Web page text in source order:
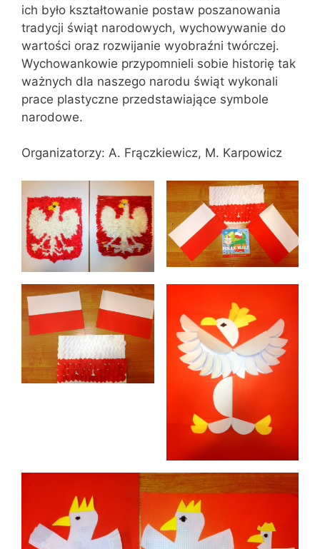
ich było kształtowanie postaw poszanowania
tradycji świąt narodowych, wychowywanie do
wartości oraz rozwijanie wyobraźni twórczej.
Wychowankowie przypomnieli sobie historię tak
ważnych dla naszego narodu świąt wykonali
prace plastyczne przedstawiające symbole
narodowe.
Organizatorzy: A. Frączkiewicz, M. Karpowicz